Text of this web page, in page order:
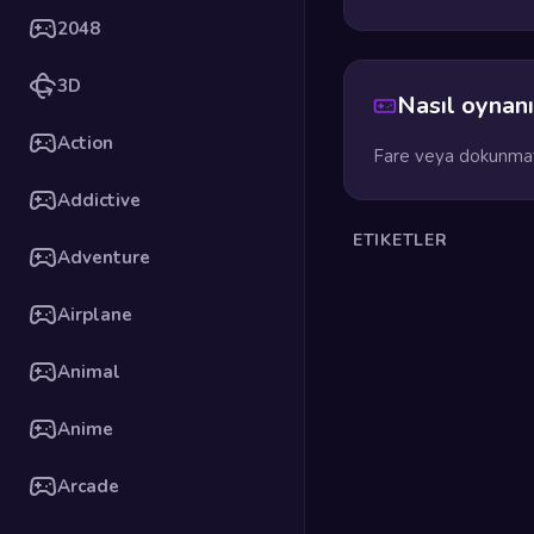
2048
3D
Action
Addictive
Adventure
Airplane
Animal
Anime
Arcade
Nasıl
Fare veya
ETIKETLER